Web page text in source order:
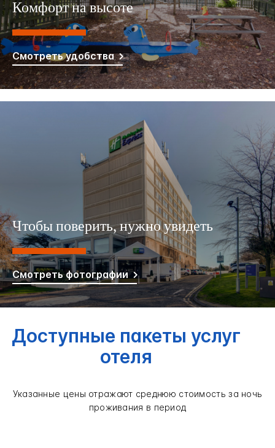
Комфорт на высоте
Смотреть удобства
Чтобы поверить, нужно увидеть
Смотреть фотографии
Доступные пакеты услуг
отеля
Указанные цены отражают среднюю стоимость за ночь
проживания в период